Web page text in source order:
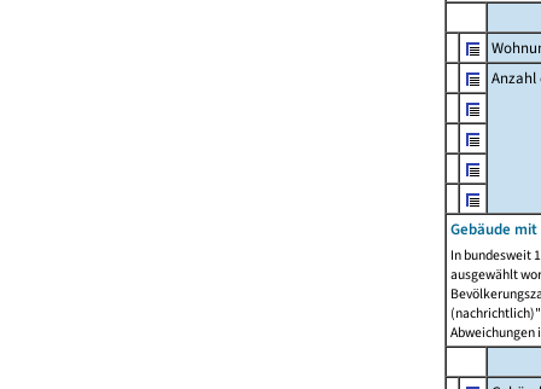
Anzahl
Gebäude
In bundesweit
ausgewählt
Abweichungen